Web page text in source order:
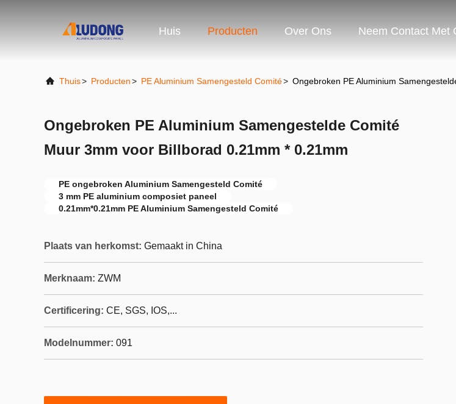
Huis Producten Over Ons Neem Contact Met
Thuis> Producten> PE Aluminium Samengesteld Comité> Ongebroken PE Aluminium
Ongebroken PE Aluminium Samengestelde Comité
Muur 3mm voor Billborad 0.21mm * 0.21mm
PE ongebroken Aluminium Samengesteld Comité
3 mm PE aluminium composiet paneel
0.21mm*0.21mm PE Aluminium Samengesteld Comité
Plaats van herkomst: Gemaakt in China
Merknaam: ZWM
Certificering: CE, SGS, IOS,...
Modelnummer: 091